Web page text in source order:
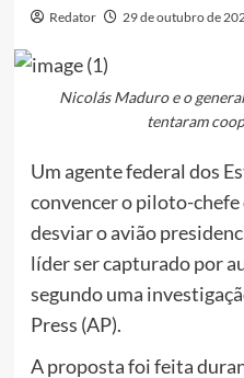
Redator 29 de outubro de
Nicolás Maduro e o
tentaram
Um agente federal dos
convencer o piloto-
desviar o avião
líder ser capturado por
segundo uma
Press (AP).
A proposta foi feita